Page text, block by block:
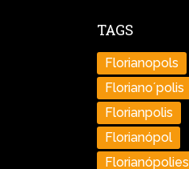
TAGS
Florianopols
Floriano´polis
Florianpolis
Florianópol
Florianópolies